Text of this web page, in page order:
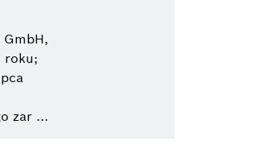
roku;
zar ...